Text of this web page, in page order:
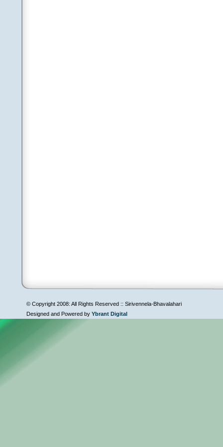
© Copyright 2008: All Rights Reserved :: Sirivennela-Bhavalahari
Designed and Powered by Ybrant Digital